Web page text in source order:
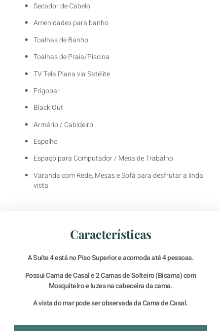
Secador de Cabelo
Amenidades para banho
Toalhas de Banho
Toalhas de Praia/Piscina
TV Tela Plana via Satélite
Frigobar
Black Out
Armário / Cabideiro
Espelho
Espaço para Computador / Mesa de Trabalho
Varanda com Rede, Mesas e Sofá para desfrutar a linda
vista
Características
A Suíte 4 está no Piso Superior e acomoda até 4 pessoas.
Possui Cama de Casal e 2 Camas de Solteiro (Bicama) com
Mosquiteiro e luzes na cabeceira da cama.
A vista do mar pode ser observada da Cama de Casal.